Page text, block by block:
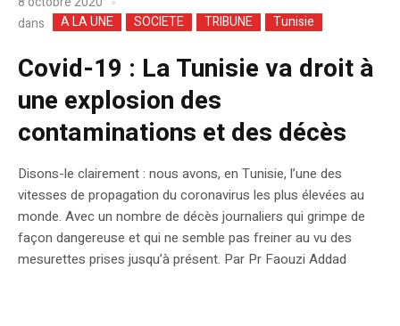
dans
A LA UNE SOCIETE TRIBUNE Tunisie
Covid-19 : La Tunisie va droit à
une explosion des
contaminations et des décès
Disons-le clairement : nous avons, en Tunisie, l’une des
vitesses de propagation du coronavirus les plus élevées au
monde. Avec un nombre de décès journaliers qui grimpe de
façon dangereuse et qui ne semble pas freiner au vu des
mesurettes prises jusqu’à présent. Par Pr Faouzi Addad